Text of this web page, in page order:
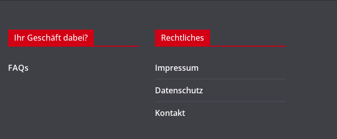
Ihr Geschäft dabei?
FAQs
Rechtliches
Impressum
Datenschutz
Kontakt